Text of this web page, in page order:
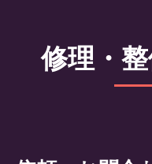
修理・